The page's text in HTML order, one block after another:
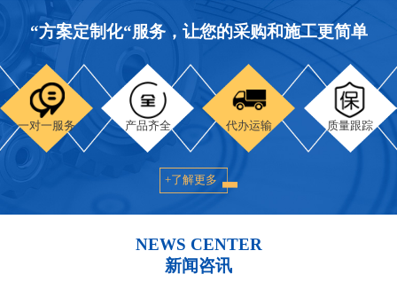
“方案定制化“服务，让您的采购和施工更简单
一对一服务 产品齐全 代办运输 质量跟踪
+了解更多
NEWS CENTER
新闻咨讯